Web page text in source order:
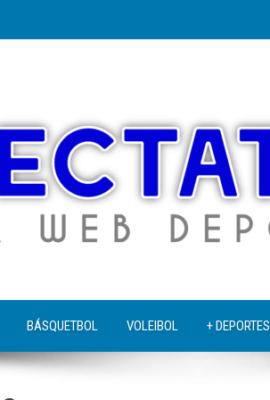
BÁSQUETBOL VOLEIBOL + DEPORTES